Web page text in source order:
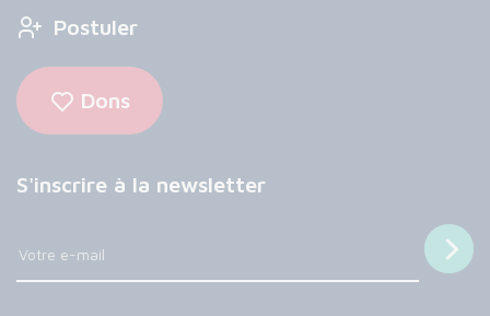
Postuler
Dons
S'inscrire à la newsletter